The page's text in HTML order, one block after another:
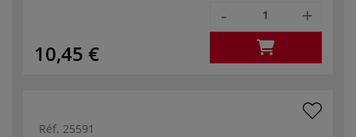
10,45 €
- +
Réf. 25591